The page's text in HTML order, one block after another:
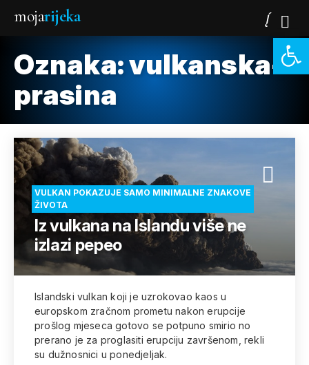
mojarijeka
Oznaka:vulkanska-
prasina
VULKAN POKAZUJE SAMO MINIMALNE ZNAKOVE
ŽIVOTA
Iz vulkana na Islandu više ne
izlazi pepeo
Islandski vulkan koji je uzrokovao kaos u
europskom zračnom prometu nakon erupcije
prošlog mjeseca gotovo se potpuno smirio no
prerano je za proglasiti erupciju završenom, rekli
su dužnosnici u ponedjeljak.